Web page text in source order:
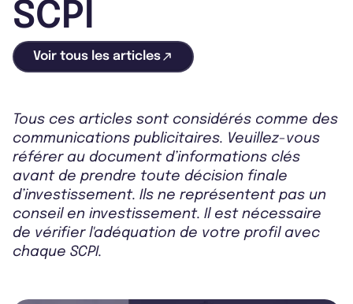
SCPI
Voir tous les articles
Tous ces articles sont considérés comme des
communications publicitaires. Veuillez-vous
référer au document d’informations clés
avant de prendre toute décision finale
d’investissement. Ils ne représentent pas un
conseil en investissement. Il est nécessaire
de vérifier l'adéquation de votre profil avec
chaque SCPI.